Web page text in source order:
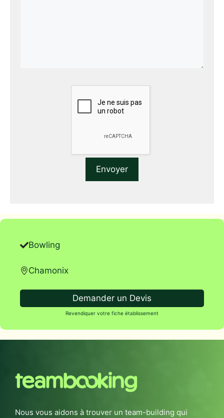
Bowling
Chamonix
Demander un Devis
Revendiquer votre fiche établissement
Nous vous aidons à trouver un team-building qui